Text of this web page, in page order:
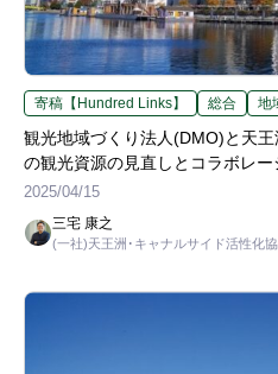
寄稿【Hundred Links】 総合 地
観光地域づくり法人(DMO)と天
の観光資源の見直しとコラボレー
2025/04/15
三宅 康之
(一社)天王洲･キャナルサイド活性化